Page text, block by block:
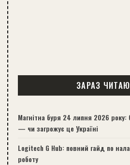
ЗАРАЗ
Магнітна буря 24 липня 2026 року:
— чи загрожує це Україні
Logitech G Hub: повний гайд по
роботу